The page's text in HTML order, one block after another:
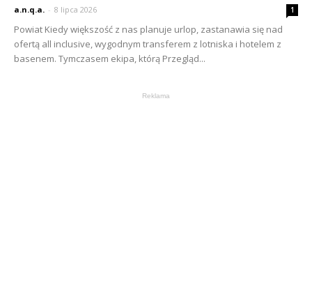
a.n.q.a. - 8 lipca 2026 1
Powiat Kiedy większość z nas planuje urlop, zastanawia się nad
ofertą all inclusive, wygodnym transferem z lotniska i hotelem z
basenem. Tymczasem ekipa, którą Przegląd...
Reklama